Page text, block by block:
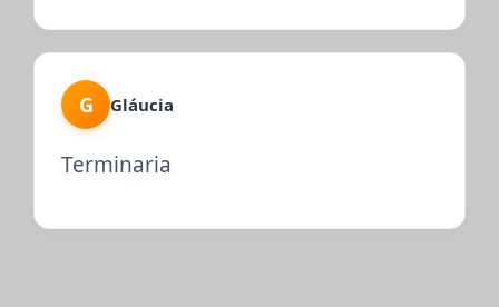
G Gláucia
Terminaria